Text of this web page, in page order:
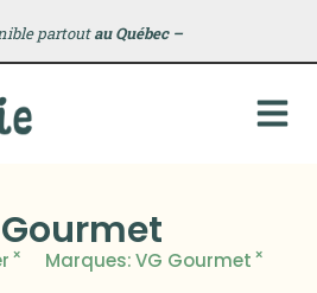
partoutau Québec –
× Marques: VG Gourmet ×